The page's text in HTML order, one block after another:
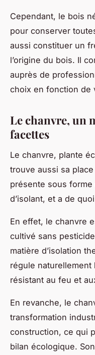
Cependant, le bois
pour conserver
aussi constituer un
l’origine du bois. Il
auprès de
choix en fonction de
Le chanvre, un
facettes
Le chanvre, plante
trouve aussi sa
présente sous
d’isolant, et a de
En effet, le chanvre
cultivé sans
matière d’isolation
régule naturellement
résistant au feu et
En revanche, le
transformation
construction, ce qui
bilan écologique. Son